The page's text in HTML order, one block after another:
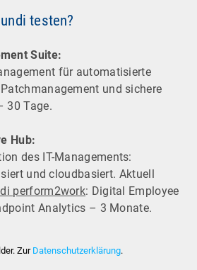
testen?
Suite:
für automatisierte
und sichere
30 Tage.
Hub:
des IT-Managements:
und cloudbasiert. Aktuell
perform2work: Digital Employee
Analytics – 3 Monate.
Zur Datenschutzerklärung.